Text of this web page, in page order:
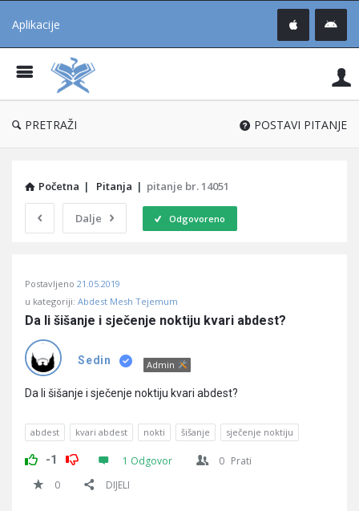
Aplikacije
®
PRETRAŽI POSTAVI PITANJE
Početna | Pitanja | pitanje br. 14051
Dalje Odgovoreno
Učene
Latest
Pitanja
Postavljeno 21.05.2019
u kategoriji: Abdest Mesh Tejemum
Da li šišanje i sječenje noktiju kvari abdest?
Sedin Admin
Da li šišanje i sječenje noktiju kvari abdest?
abdest kvari abdest nokti šišanje sječenje noktiju
-1 1 Odgovor 0 Prati
0
DIJELI